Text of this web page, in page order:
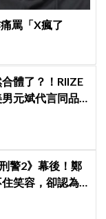
罵「X瘋了
體了？！RIIZE
元斌代言同品
警2》幕後！鄭
笑容，卻認為